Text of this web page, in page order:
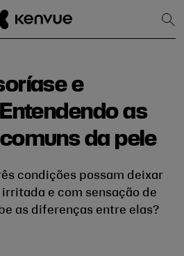
e
as
da pele
condições possam deixar
e com sensação de
as diferenças entre elas?